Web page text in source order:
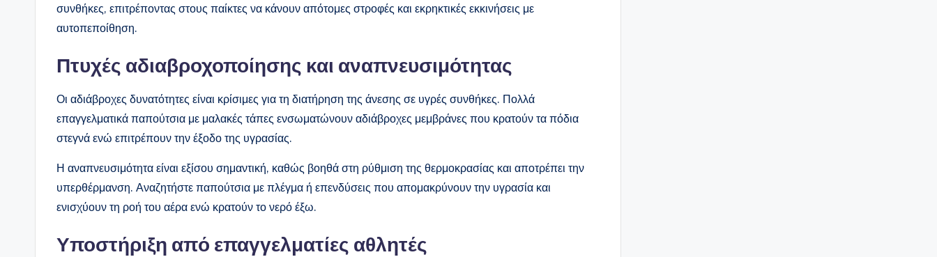
συνθήκες, επιτρέποντας στους παίκτες να κάνουν απότομες στροφές και εκρηκτικές εκκινήσεις με
αυτοπεποίθηση.
Πτυχές αδιαβροχοποίησης και αναπνευσιμότητας
Οι αδιάβροχες δυνατότητες είναι κρίσιμες για τη διατήρηση της άνεσης σε υγρές συνθήκες. Πολλά
επαγγελματικά παπούτσια με μαλακές τάπες ενσωματώνουν αδιάβροχες μεμβράνες που κρατούν τα πόδια
στεγνά ενώ επιτρέπουν την έξοδο της υγρασίας.
Η αναπνευσιμότητα είναι εξίσου σημαντική, καθώς βοηθά στη ρύθμιση της θερμοκρασίας και αποτρέπει την
υπερθέρμανση. Αναζητήστε παπούτσια με πλέγμα ή επενδύσεις που απομακρύνουν την υγρασία και
ενισχύουν τη ροή του αέρα ενώ κρατούν το νερό έξω.
Υποστήριξη από επαγγελματίες αθλητές